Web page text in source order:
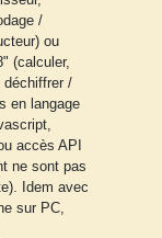
/
ou
(calculer,
déchiffrer /
en langage
accès API
ne sont pas
Idem avec
sur PC,